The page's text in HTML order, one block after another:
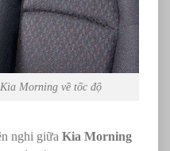
Morning về tốc độ
nghi giữa Kia Morning